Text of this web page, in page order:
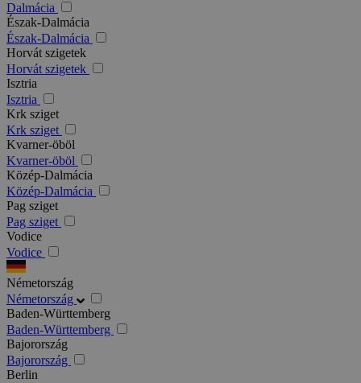
Dalmácia
Észak-Dalmácia
Észak-Dalmácia
Horvát szigetek
Horvát szigetek
Isztria
Isztria
Krk sziget
Krk sziget
Kvarner-öböl
Kvarner-öböl
Közép-Dalmácia
Közép-Dalmácia
Pag sziget
Pag sziget
Vodice
Vodice
Németország
Németország
Baden-Württemberg
Baden-Württemberg
Bajorország
Bajorország
Berlin